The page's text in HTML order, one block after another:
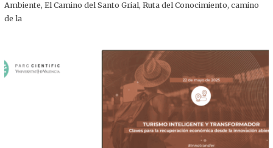
0
Ambiente, El Camino del Santo Grial, Ruta del Conocimiento, camino
de la